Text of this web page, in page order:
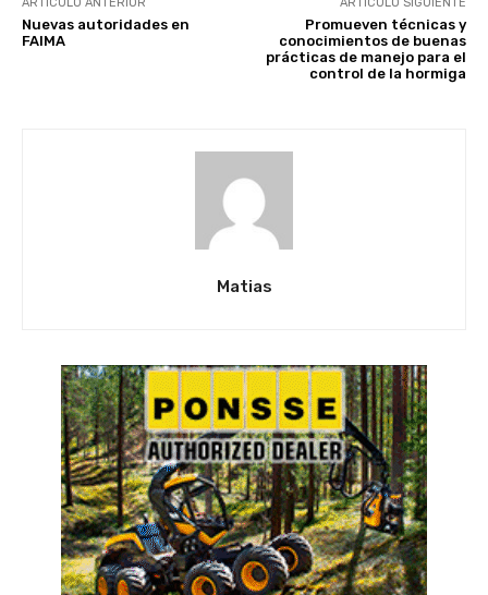
ARTÍCULO ANTERIOR
Nuevas autoridades en
FAIMA
ARTÍCULO SIGUIENTE
Promueven técnicas y
conocimientos de buenas
prácticas de manejo para el
control de la hormiga
Matias